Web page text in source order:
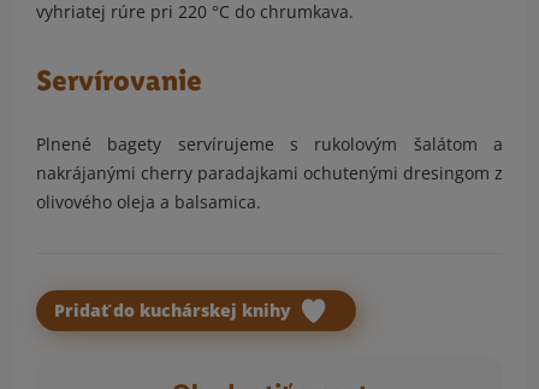
vyhriatej rúre pri 220 °C do chrumkava.
Servírovanie
Plnené bagety servírujeme s rukolovým šalátom a
nakrájanými cherry paradajkami ochutenými dresingom z
olivového oleja a balsamica.
Pridať do kuchárskej knihy